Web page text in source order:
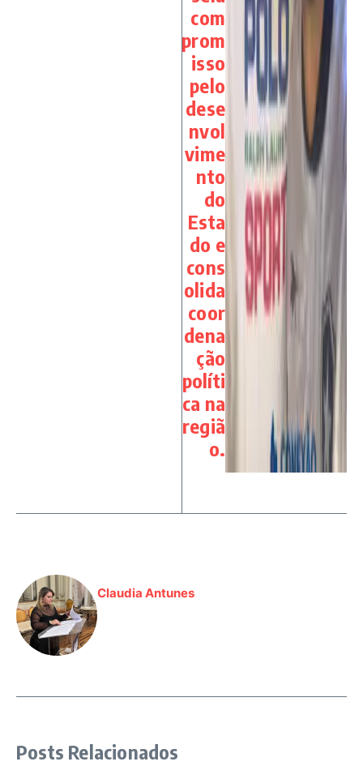
com
prom
isso
pelo
dese
nvol
vime
nto
do
Esta
do e
cons
olida
coor
dena
ção
políti
ca na
regiã
o.
Claudia Antunes
Posts Relacionados